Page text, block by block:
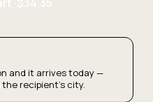
and it arrives today —
recipient's city.